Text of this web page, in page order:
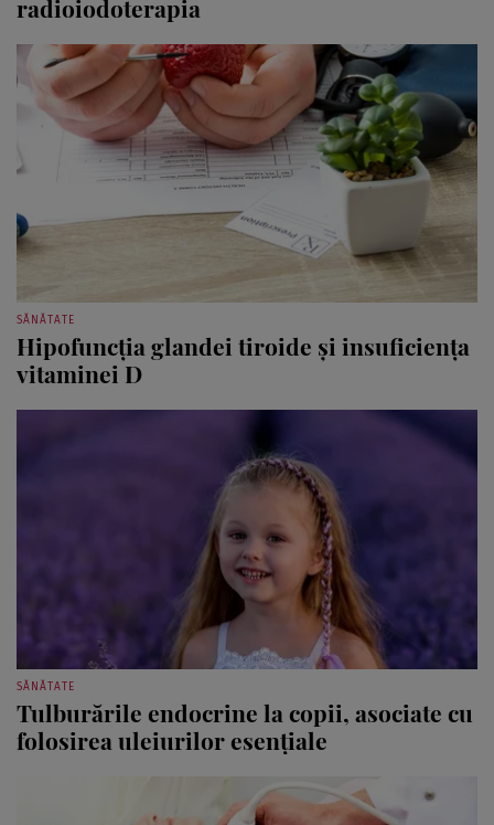
Hipofuncţia glandei tiroide şi insuficienţa
vitaminei D
Tulburările endocrine la copii, asociate cu
folosirea uleiurilor esenţiale